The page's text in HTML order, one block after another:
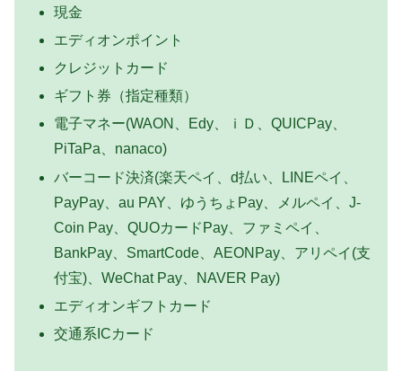
現金
エディオンポイント
クレジットカード
ギフト券（指定種類）
電子マネー(WAON、Edy、ｉＤ、QUICPay、
PiTaPa、nanaco)
バーコード決済(楽天ペイ、d払い、LINEペイ、
PayPay、au PAY、ゆうちょPay、メルペイ、J-
Coin Pay、QUOカードPay、ファミペイ、
BankPay、SmartCode、AEONPay、アリペイ(支
付宝)、WeChat Pay、NAVER Pay)
エディオンギフトカード
交通系ICカード